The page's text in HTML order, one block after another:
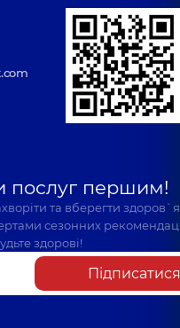
послуг першим!
та вберегти
сезонних
здорові!
Підписатися